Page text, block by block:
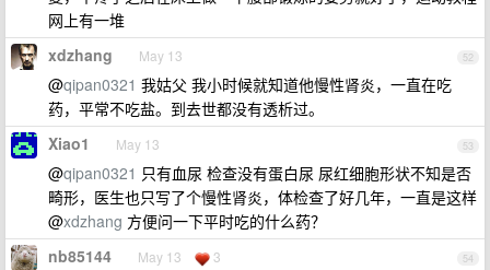
网上有一堆
52
xdzhang May 13
@qipan0321 我姑父 我小时候就知道他慢性肾炎，一直在吃
药，平常不吃盐。到去世都没有透析过。
53
Xiao1 May 13
@qipan0321 只有血尿 检查没有蛋白尿 尿红细胞形状不知是否
畸形，医生也只写了个慢性肾炎，体检查了好几年，一直是这样
@xdzhang 方便问一下平时吃的什么药？
54
nb85144 May 13 3